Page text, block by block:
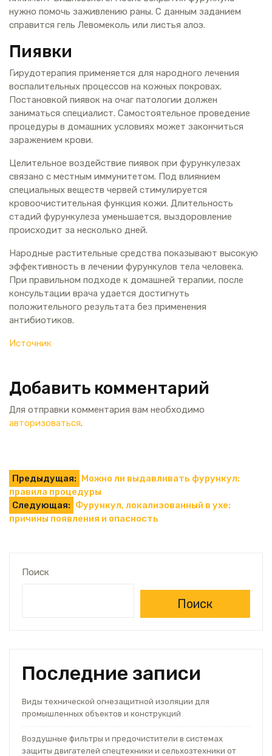
нужно помочь заживлению раны. С данным заданием
справится гель Левомеколь или листья алоэ.
Пиявки
Гирудотерапия применяется для народного лечения
воспалительных процессов на кожных покровах.
Постановкой пиявок на очаг патологии должен
заниматься специалист. Самостоятельное проведение
процедуры в домашних условиях может закончиться
заражением крови.
Целительное воздействие пиявок при фурункулезах
связано с местным иммунитетом. Под влиянием
специальных веществ червей стимулируется
кровоочистительная функция кожи. Длительность
стадий фурункулеза уменьшается, выздоровление
происходит за несколько дней.
Народные растительные средства показывают высокую
эффективность в лечении фурункулов тела человека.
При правильном подходе к домашней терапии, после
консультации врача удается достигнуть
положительного результата без применения
антибиотиков.
Источник
Добавить комментарий
Для отправки комментария вам необходимо
авторизоваться.
Навигация
по
записям
Предыдущая: Можно ли выдавливать фурункул:
правила процедуры
Следующая: Фурункул, локализованный в ухе:
причины появления и опасность
Поиск
Поиск
Последние записи
Виды технической огнезащитной изоляции для
промышленных объектов и конструкций
Воздушные фильтры и предочистители в системах
защиты двигателей спецтехники и сельхозтехники от